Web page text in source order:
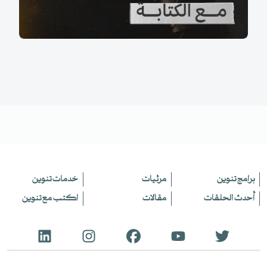
برامج تنوين مرئيات
خدمات تنوين
أحدث الحلقات
مقالات اكتب مع تنوين